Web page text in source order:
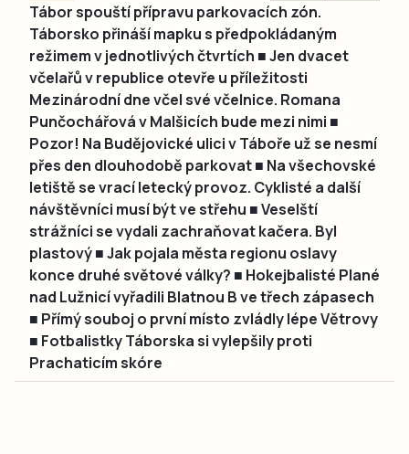
Tábor spouští přípravu parkovacích zón.
Táborsko přináší mapku s předpokládaným
režimem v jednotlivých čtvrtích ■ Jen dvacet
včelařů v republice otevře u příležitosti
Mezinárodní dne včel své včelnice. Romana
Punčochářová v Malšicích bude mezi nimi ■
Pozor! Na Budějovické ulici v Táboře už se nesmí
přes den dlouhodobě parkovat ■ Na všechovské
letiště se vrací letecký provoz. Cyklisté a další
návštěvníci musí být ve střehu ■ Veselští
strážníci se vydali zachraňovat kačera. Byl
plastový ■ Jak pojala města regionu oslavy
konce druhé světové války? ■ Hokejbalisté Plané
nad Lužnicí vyřadili Blatnou B ve třech zápasech
■ Přímý souboj o první místo zvládly lépe Větrovy
■ Fotbalistky Táborska si vylepšily proti
Prachaticím skóre